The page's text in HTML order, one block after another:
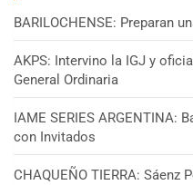
BARILOCHENSE: Preparan
AKPS: Intervino la IGJ y
General Ordinaria
IAME SERIES ARGENTINA:
con Invitados
CHAQUEÑO TIERRA: Sáenz